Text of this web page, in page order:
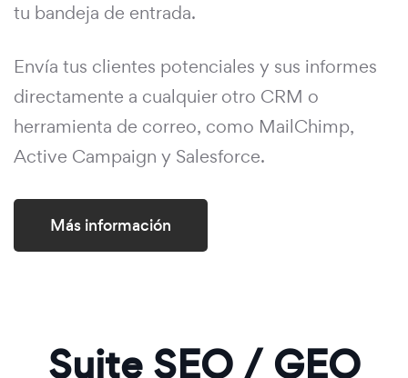
tu bandeja de entrada.
Envía tus clientes potenciales y sus informes
directamente a cualquier otro CRM o
herramienta de correo, como MailChimp,
Active Campaign y Salesforce.
Más información
Suite SEO / GEO